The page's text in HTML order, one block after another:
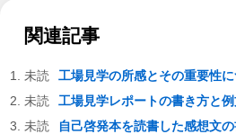
関連記事
工場見学の所感とその重要性
工場見学レポートの書き方と
自己啓発本を読書した感想文